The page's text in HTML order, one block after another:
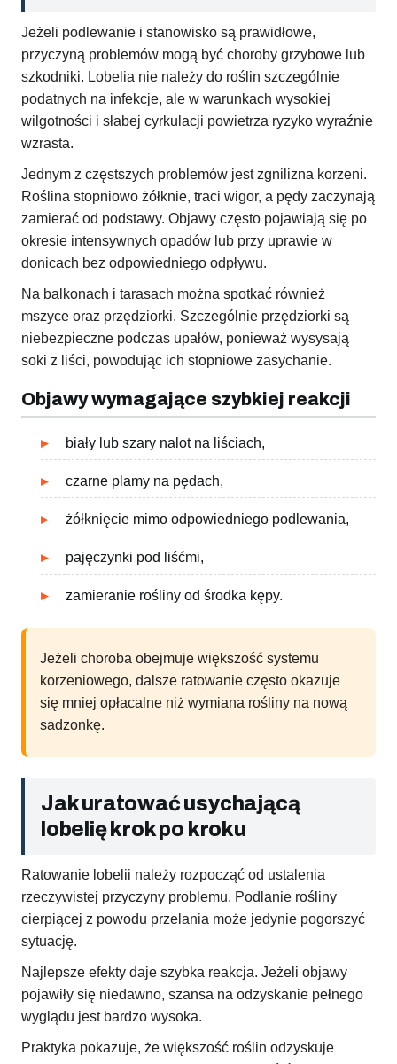
Jeżeli podlewanie i stanowisko są prawidłowe,
przyczyną problemów mogą być choroby grzybowe lub
szkodniki. Lobelia nie należy do roślin szczególnie
podatnych na infekcje, ale w warunkach wysokiej
wilgotności i słabej cyrkulacji powietrza ryzyko wyraźnie
wzrasta.
Jednym z częstszych problemów jest zgnilizna korzeni.
Roślina stopniowo żółknie, traci wigor, a pędy zaczynają
zamierać od podstawy. Objawy często pojawiają się po
okresie intensywnych opadów lub przy uprawie w
donicach bez odpowiedniego odpływu.
Na balkonach i tarasach można spotkać również
mszyce oraz przędziorki. Szczególnie przędziorki są
niebezpieczne podczas upałów, ponieważ wysysają
soki z liści, powodując ich stopniowe zasychanie.
Objawy wymagające szybkiej reakcji
biały lub szary nalot na liściach,
czarne plamy na pędach,
żółknięcie mimo odpowiedniego podlewania,
pajęczynki pod liśćmi,
zamieranie rośliny od środka kępy.
Jeżeli choroba obejmuje większość systemu
korzeniowego, dalsze ratowanie często okazuje
się mniej opłacalne niż wymiana rośliny na nową
sadzonkę.
Jak uratować usychającą
lobelię krok po kroku
Ratowanie lobelii należy rozpocząć od ustalenia
rzeczywistej przyczyny problemu. Podlanie rośliny
cierpiącej z powodu przelania może jedynie pogorszyć
sytuację.
Najlepsze efekty daje szybka reakcja. Jeżeli objawy
pojawiły się niedawno, szansa na odzyskanie pełnego
wyglądu jest bardzo wysoka.
Praktyka pokazuje, że większość roślin odzyskuje